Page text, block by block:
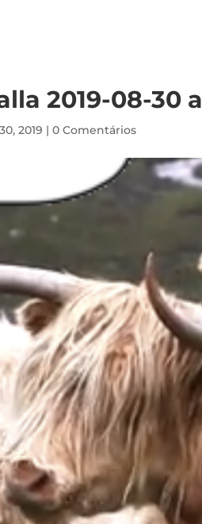
2019-08-30 a
2019 |0 Comentários